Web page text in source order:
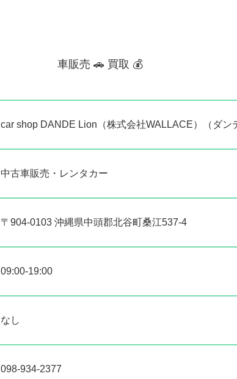
車販売 🚗 買取 💰
car shop DANDE Lion（株式会社WALLACE）（ダン
中古車販売・レンタカー
〒904-0103 沖縄県中頭郡北谷町桑江537-4
09:00-19:00
なし
098-934-2377